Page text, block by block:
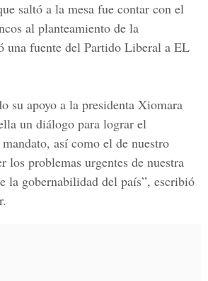
saltó a la mesa fue contar con el
al planteamiento de la
una fuente del Partido Liberal a EL
su apoyo a la presidenta Xiomara
un diálogo para lograr el
así como el de nuestro
los problemas urgentes de nuestra
la gobernabilidad del país”, escribió